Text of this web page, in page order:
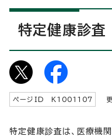
特定健康診査
ページID K 1001107
特定健康診査は、医療機